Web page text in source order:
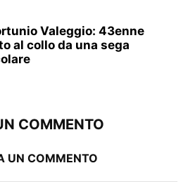
Valeggio: 43enne
al collo da una sega
COMMENTO
UN COMMENTO